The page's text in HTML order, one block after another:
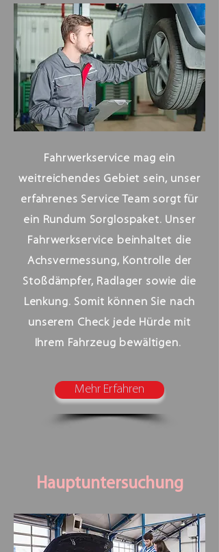
Fahrwerkservice mag ein
weitreichendes Gebiet sein, unser
erfahrenes Service Team sorgt für
ein Rundum Sorglospaket. Unser
Fahrwerkservice beinhaltet die
Achsvermessung, Kontrolle der
Stoßdämpfer, Radlager sowie die
Lenkung. Somit können Sie nach
unserem Check jede Hürde mit
Ihrem Fahrzeug bewältigen.
Mehr Erfahren
Hauptuntersuchung